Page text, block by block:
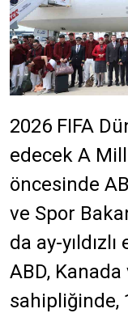
2026 FIFA
edecek A
öncesinde
ve Spor
da ay-
ABD,
sahipliğinde,